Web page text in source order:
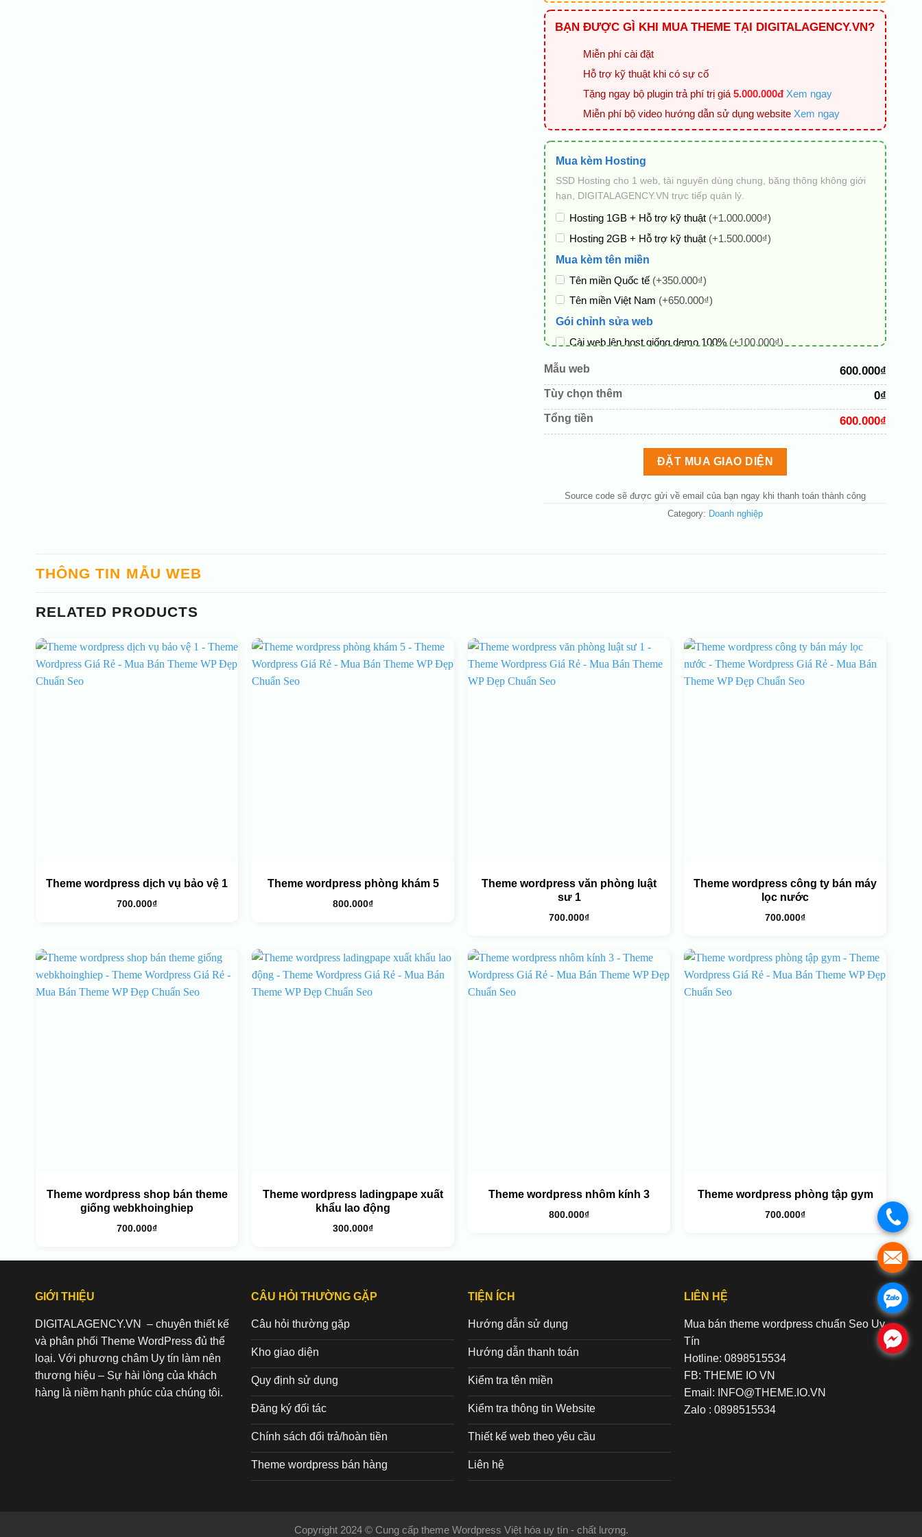
BẠN ĐƯỢC GÌ KHI MUA THEME TẠI DIGITALAGENCY.VN?
Miễn phí cài đặt
Hỗ trợ kỹ thuật khi có sự cố
Tặng ngay bộ plugin trả phí trị giá 5.000.000đ Xem ngay
Miễn phí bộ video hướng dẫn sử dụng website Xem ngay
Mua kèm Hosting
SSD Hosting cho 1 web, tài nguyên dùng chung, băng thông không giới
hạn, DIGITALAGENCY.VN trực tiếp quản lý.
Hosting 1GB + Hỗ trợ kỹ thuật (+1.000.000₫)
Hosting 2GB + Hỗ trợ kỹ thuật (+1.500.000₫)
Mua kèm tên miền
Tên miền Quốc tế (+350.000₫)
Tên miền Việt Nam (+650.000₫)
Gói chỉnh sửa web
Cài web lên host giống demo 100% (+100.000₫)
Thay logo + thông tin doanh nghiệp
Đổi màu chủ đạo theo tông của logo(+200.000₫)
Sửa danh mục và sắp xếp lại đề mục menu cho chuẩn
Thay đổi bố cục trang chủ (đơn giản)
Mẫu web 600.000₫
Tùy chọn thêm 0₫
Tổng tiền 600.000₫
ĐẶT MUA GIAO DIỆN
Source code sẽ được gửi về email của bạn ngay khi thanh toán thành công
Category: Doanh nghiệp
THÔNG TIN MẪU WEB
RELATED PRODUCTS
Theme wordpress dịch vụ bảo vệ 1
700.000₫
Theme wordpress phòng khám 5
800.000₫
Theme wordpress văn phòng luật
sư 1
700.000₫
Theme wordpress công ty bán máy
lọc nước
700.000₫
Theme wordpress shop bán theme
giống webkhoinghiep
700.000₫
Theme wordpress ladingpape xuất
khẩu lao động
300.000₫
Theme wordpress nhôm kính 3
800.000₫
Theme wordpress phòng tập gym
700.000₫
GIỚI THIỆU
DIGITALAGENCY.VN – chuyên thiết kế
và phân phối Theme WordPress đủ thể
loại. Với phương châm Uy tín làm nên
thương hiệu – Sự hài lòng của khách
hàng là niềm hạnh phúc của chúng tôi.
CÂU HỎI THƯỜNG GẶP
Câu hỏi thường gặp
Kho giao diện
Quy định sử dụng
Đăng ký đối tác
Chính sách đổi trả/hoàn tiền
Theme wordpress bán hàng
TIỆN ÍCH
Hướng dẫn sử dụng
Hướng dẫn thanh toán
Kiểm tra tên miền
Kiểm tra thông tin Website
Thiết kế web theo yêu cầu
Liên hệ
LIÊN HỆ
Mua bán theme wordpress chuẩn Seo Uy
Tín
Hotline: 0898515534
FB: THEME IO VN
Email: INFO@THEME.IO.VN
Zalo : 0898515534
Copyright 2024 © Cung cấp theme Wordpress Việt hóa uy tín - chất lượng.
.
.
.
.